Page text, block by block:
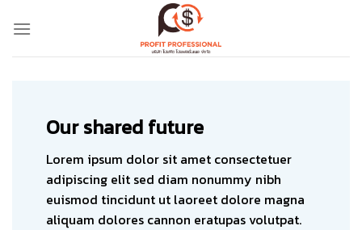
Our shared future
Lorem ipsum dolor sit amet consectetuer
adipiscing elit sed diam nonummy nibh
euismod tincidunt ut laoreet dolore magna
aliquam dolores cannon eratupas volutpat.